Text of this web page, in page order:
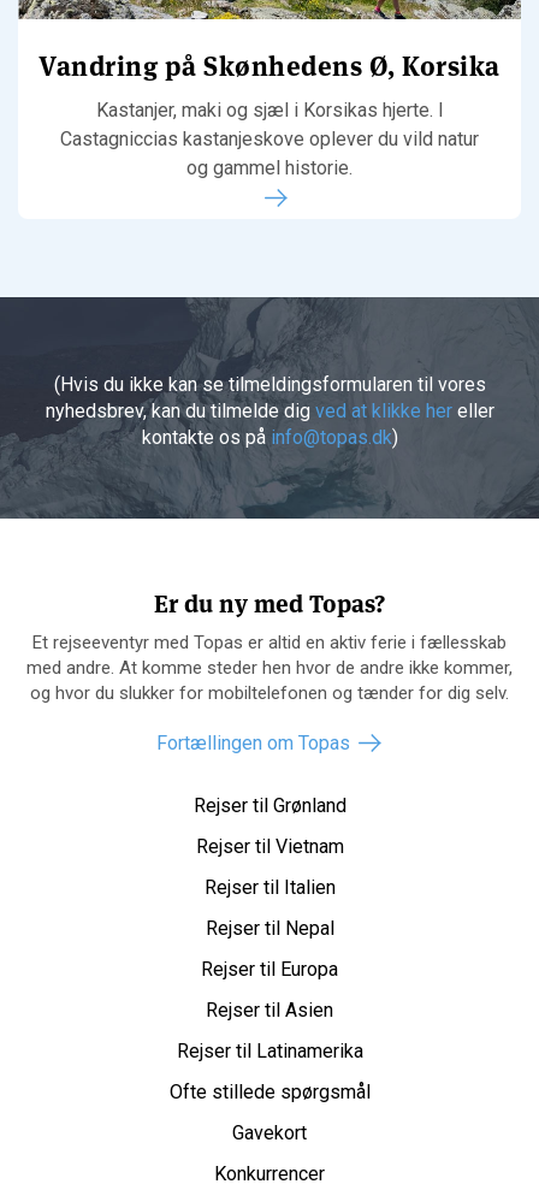
Vandring på Skønhedens Ø, Korsika
Kastanjer, maki og sjæl i Korsikas hjerte. I
Castagniccias kastanjeskove oplever du vild natur
og gammel historie.
(Hvis du ikke kan se tilmeldingsformularen til vores
nyhedsbrev, kan du tilmelde dig ved at klikke hereller
kontakte os på info@topas.dk)
Er du ny med Topas?
Et rejseeventyr med Topas er altid en aktiv ferie i fællesskab
med andre. At komme steder hen hvor de andre ikke kommer,
og hvor du slukker for mobiltelefonen og tænder for dig selv.
Fortællingen om Topas
Rejser til Grønland
Rejser til Vietnam
Rejser til Italien
Rejser til Nepal
Rejser til Europa
Rejser til Asien
Rejser til Latinamerika
Ofte stillede spørgsmål
Gavekort
Konkurrencer